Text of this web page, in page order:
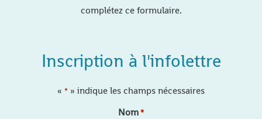
complétez ce formulaire.
Inscription à l'infolettre
« * » indique les champs nécessaires
Nom*